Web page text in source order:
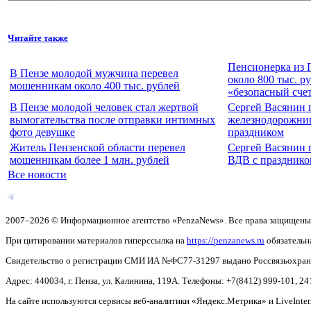
Читайте также
В Пензе молодой мужчина перевел
мошенникам около 400 тыс. рублей
Пенсионерка из
около 800 тыс.
«безопасный
В Пензе молодой человек стал жертвой
вымогательства после отправки интимных
фото девушке
Сергей Васянин
праздником
Житель Пензенской области перевел
мошенникам более 1 млн. рублей
Сергей Васянин
ВДВ с
Все новости
2007–2026 © Информационное агентство «PenzaNews». Все права
При цитировании материалов гиперссылка на https://penzanews.ru
Свидетельство о регистрации СМИ ИА №ФС77-31297 выдано
Адрес: 440034, г. Пенза, ул. Калинина, 119А. Телефоны: +7(8412) 999-101,
На сайте используются сервисы веб-аналитики «Яндекс.Метрика» и